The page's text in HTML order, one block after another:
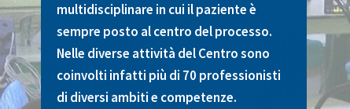
multidisciplinare in cui il paziente è
sempre posto al centro del processo.
Nelle diverse attività del Centro sono
coinvolti infatti più di 70 professionisti
di diversi ambiti e competenze.